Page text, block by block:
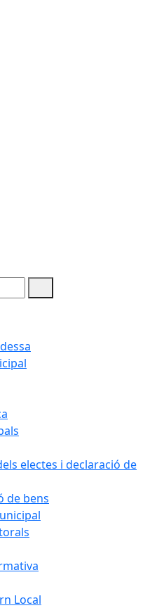
electes i declaració de
de bens
Local